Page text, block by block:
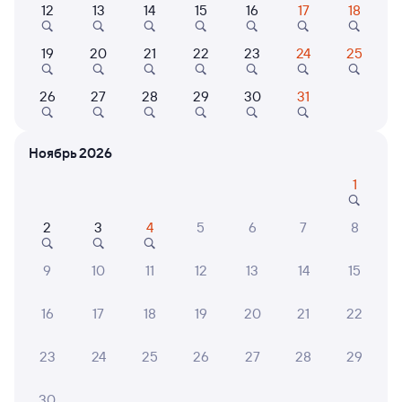
Найдём билет на поезд за вас
Даже если сейчас нет мест
Искать билеты
Отели в Северской
Коттеджи, дома Коттеджи, дома
дом Зеленогорье с
12 13 14 15 16 17 18
19 20 21 22 23 24 25
26 27 28 29 30 31
Ноябрь 2026
1
2 3 4 5 6 7 8
9 10 11 12 13 14 15
16 17 18 19 20 21 22
23 24 25 26 27 28 29